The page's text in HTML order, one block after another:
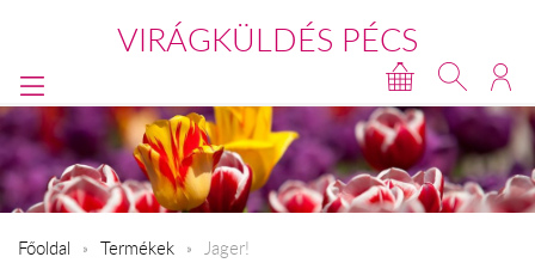
VIRÁGKÜLDÉS PÉCS
Főoldal Termékek Jager!